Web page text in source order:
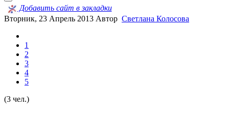
Добавить сайт в закладки
Вторник, 23 Апрель 2013 Автор Светлана Колосова
1
2
3
4
5
(3 чел.)